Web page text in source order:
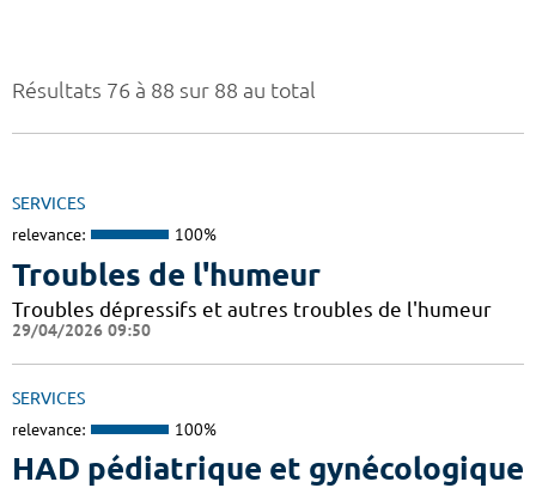
Résultats 76 à 88 sur 88 au total
SERVICES
relevance: 100%
Troubles de l'humeur
Troubles dépressifs et autres troubles de l'humeur
29/04/2026 09:50
SERVICES
relevance: 100%
HAD pédiatrique et gynécologique